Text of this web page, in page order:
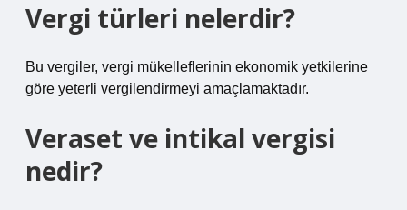
Vergi türleri nelerdir?
Bu vergiler, vergi mükelleflerinin ekonomik yetkilerine
göre yeterli vergilendirmeyi amaçlamaktadır.
Veraset ve intikal vergisi
nedir?